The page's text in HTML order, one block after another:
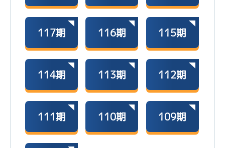
117期 116期 115期
114期 113期 112期
111期 110期 109期